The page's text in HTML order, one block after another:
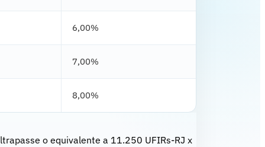
6,00%
7,00%
8,00%
o equivalente a 11.250 UFIRs-RJ x